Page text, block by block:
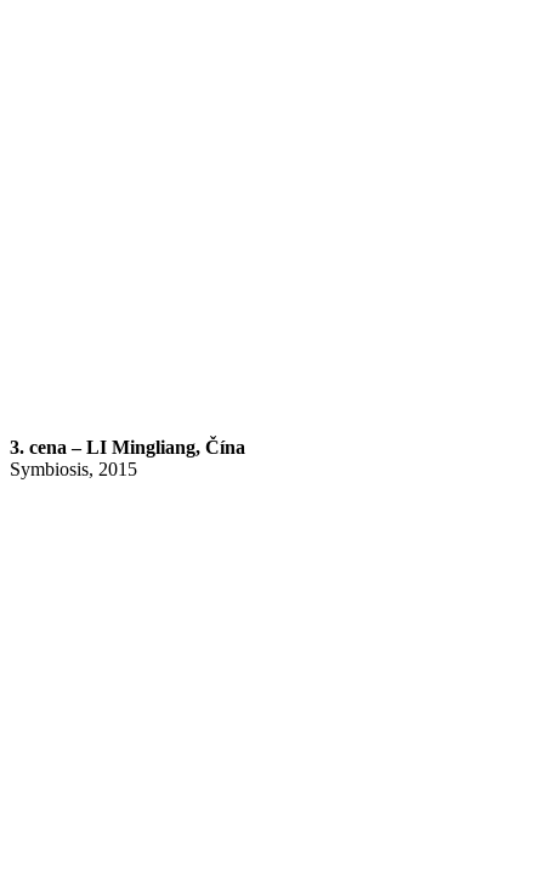
3. cena – LI Mingliang, Čína
Symbiosis, 2015